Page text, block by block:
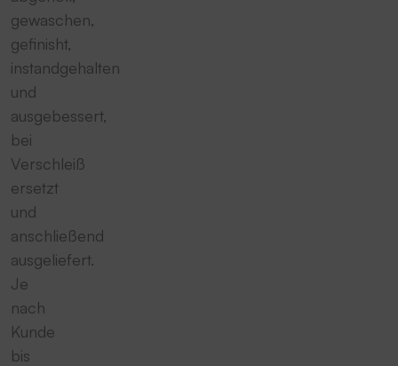
gewaschen,
gefinisht,
instandgehalten
und
ausgebessert,
bei
Verschleiß
ersetzt
und
anschließend
ausgeliefert.
Je
nach
Kunde
bis